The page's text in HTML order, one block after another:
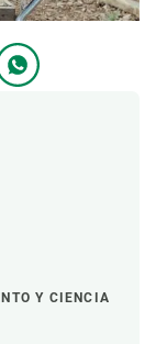
Y CIENCIA